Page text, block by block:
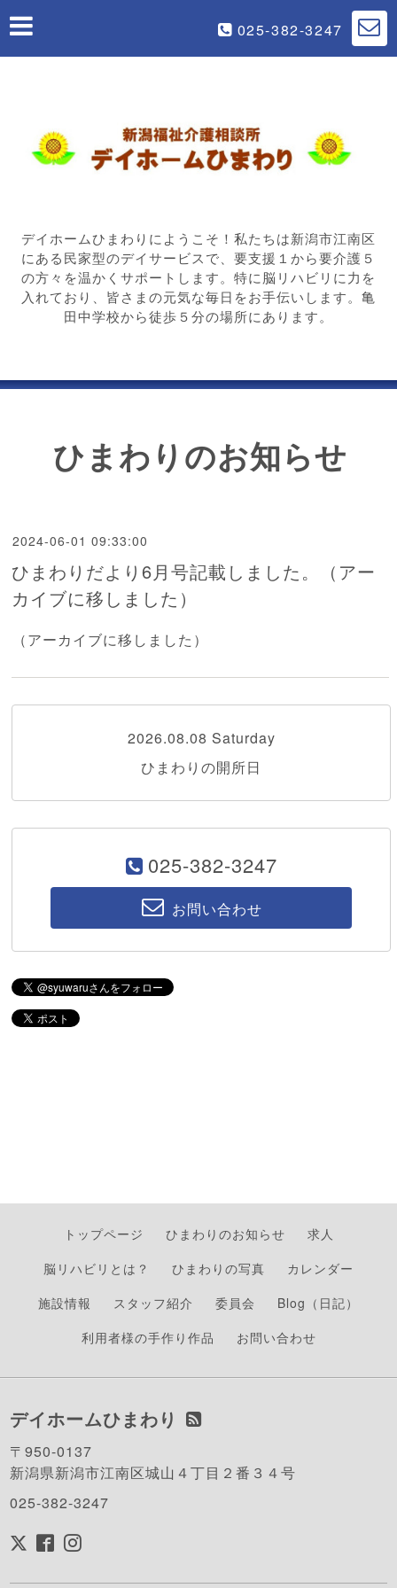
025-382-3247
デイホームひまわりにようこそ！私たちは新潟市江南区
にある民家型のデイサービスで、要支援１から要介護５
の方々を温かくサポートします。特に脳リハビリに力を
入れており、皆さまの元気な毎日をお手伝いします。亀
田中学校から徒歩５分の場所にあります。
ひまわりのお知らせ
2024-06-01 09:33:00
ひまわりだより6月号記載しました。（アー
カイブに移しました）
（アーカイブに移しました）
2026.08.08 Saturday
ひまわりの開所日
025-382-3247
お問い合わせ
トップページ ひまわりのお知らせ
求人
脳リハビリとは？
ひまわりの写真
カレンダー
施設情報
スタッフ紹介 委員会
Blog（日記）
利用者様の手作り作品
お問い合わせ
デイホームひまわり
〒950-0137
新潟県新潟市江南区城山４丁目２番３４号
025-382-3247